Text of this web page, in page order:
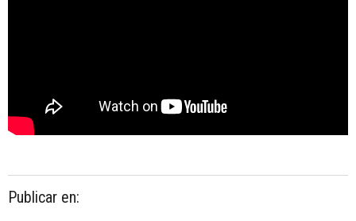
Publicar en: